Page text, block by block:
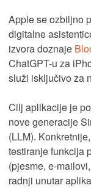
Apple se ozbiljno
digitalne
izvora doznaje
ChatGPT-u za
služi isključivo za
Cilj aplikacije je
nove generacije
(LLM).
testiranje funkcija
(pjesme, e-
radnji unutar